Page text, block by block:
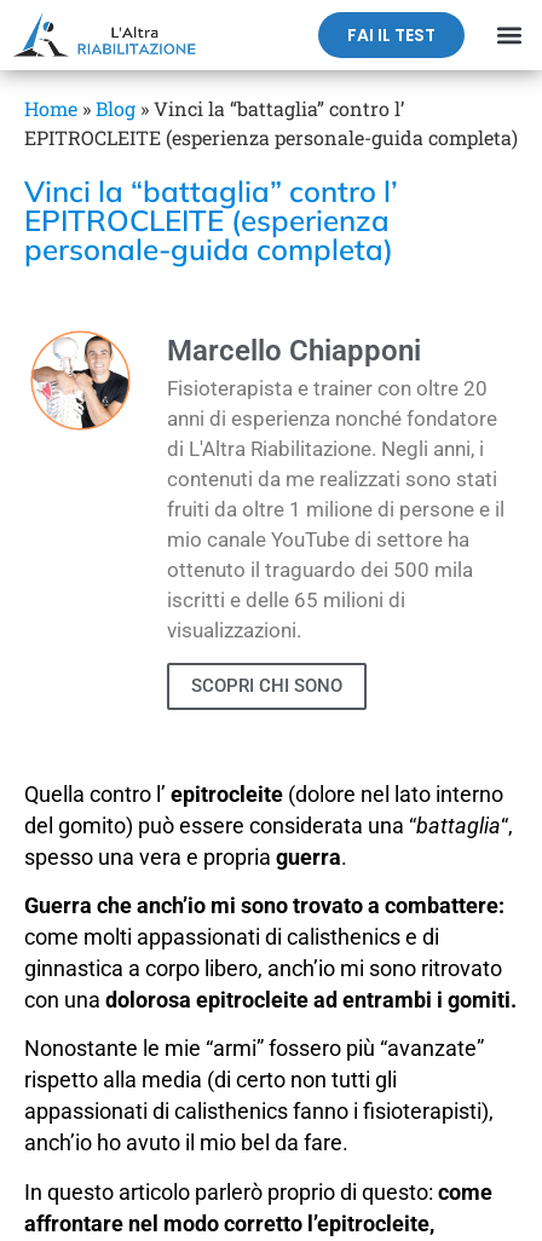
FAI IL TEST
Home »Blog »Vinci la “battaglia” contro l’
EPITROCLEITE (esperienza personale-guida completa)
Vinci la “battaglia” contro l’
EPITROCLEITE (esperienza
personale-guida completa)
Marcello Chiapponi
Fisioterapista e trainer con oltre 20
anni di esperienza nonché fondatore
di L'Altra Riabilitazione. Negli anni, i
contenuti da me realizzati sono stati
fruiti da oltre 1 milione di persone e il
mio canale YouTube di settore ha
ottenuto il traguardo dei 500 mila
iscritti e delle 65 milioni di
visualizzazioni.
SCOPRI CHI SONO
Quella contro l’ epitrocleite (dolore nel lato interno
del gomito) può essere considerata una “battaglia“,
spesso una vera e propria guerra.
Guerra che anch’io mi sono trovato a combattere:
come molti appassionati di calisthenics e di
ginnastica a corpo libero, anch’io mi sono ritrovato
con una dolorosa epitrocleite ad entrambi i gomiti.
Nonostante le mie “armi” fossero più “avanzate”
rispetto alla media (di certo non tutti gli
appassionati di calisthenics fanno i fisioterapisti),
anch’io ho avuto il mio bel da fare.
In questo articolo parlerò proprio di questo: come
affrontare nel modo corretto l’epitrocleite,